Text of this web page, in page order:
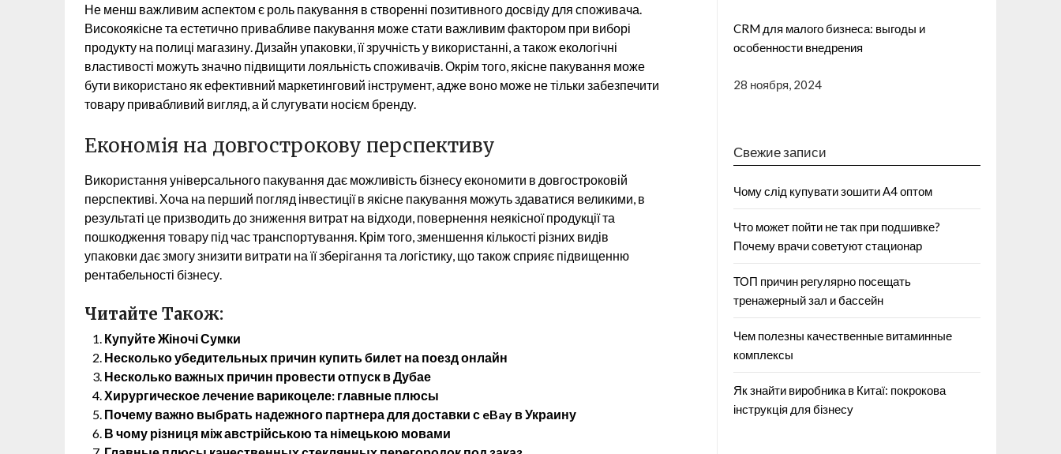
Не менш важливим аспектом є роль пакування в створенні позитивного досвіду для споживача.
Високоякісне та естетично привабливе пакування може стати важливим фактором при виборі
продукту на полиці магазину. Дизайн упаковки, її зручність у використанні, а також екологічні
властивості можуть значно підвищити лояльність споживачів. Окрім того, якісне пакування може
бути використано як ефективний маркетинговий інструмент, адже воно може не тільки забезпечити
товару привабливий вигляд, а й слугувати носієм бренду.
Економія на довгострокову перспективу
Використання універсального пакування дає можливість бізнесу економити в довгостроковій
перспективі. Хоча на перший погляд інвестиції в якісне пакування можуть здаватися великими, в
результаті це призводить до зниження витрат на відходи, повернення неякісної продукції та
пошкодження товару під час транспортування. Крім того, зменшення кількості різних видів
упаковки дає змогу знизити витрати на її зберігання та логістику, що також сприяє підвищенню
рентабельності бізнесу.
Читайте Також:
Купуйте Жіночі Сумки
Несколько убедительных причин купить билет на поезд онлайн
Несколько важных причин провести отпуск в Дубае
Хирургическое лечение варикоцеле: главные плюсы
Почему важно выбрать надежного партнера для доставки с eBay в Украину
В чому різниця між австрійською та німецькою мовами
CRM для малого бизнеса: выгоды и
особенности внедрения
28 ноября, 2024
Свежие записи
Чому слід купувати зошити А4 оптом
Что может пойти не так при подшивке?
Почему врачи советуют стационар
ТОП причин регулярно посещать
тренажерный зал и бассейн
Чем полезны качественные витаминные
комплексы
Як знайти виробника в Китаї: покрокова
інструкція для бізнесу